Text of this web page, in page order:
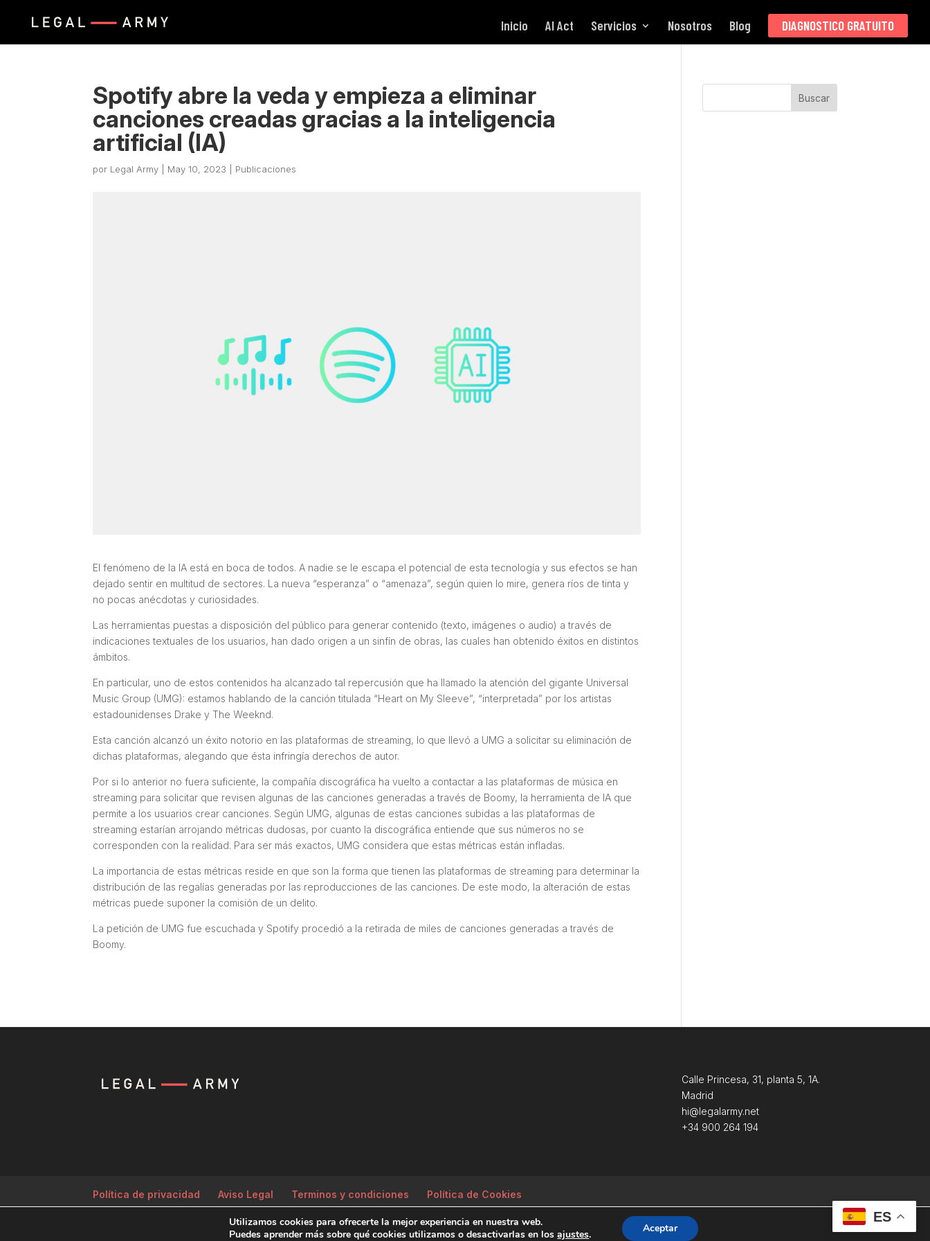
Inicio AI Act Servicios Nosotros Blog DIAGNOSTICO GRATUITO
Spotify abre la veda y empieza a eliminar
canciones creadas gracias a la inteligencia
artificial (IA)
por Legal Army May 10, 2023 Publicaciones
El fenómeno de la IA está en boca de todos. A nadie se le escapa el potencial de esta tecnología y sus efectos se han
dejado sentir en multitud de sectores. La nueva “esperanza” o “amenaza”, según quien lo mire, genera ríos de tinta y
no pocas anécdotas y curiosidades.
Las herramientas puestas a disposición del público para generar contenido (texto, imágenes o audio) a través de
indicaciones textuales de los usuarios, han dado origen a un sinfín de obras, las cuales han obtenido éxitos en distintos
ámbitos.
En particular, uno de estos contenidos ha alcanzado tal repercusión que ha llamado la atención del gigante Universal
Music Group (UMG): estamos hablando de la canción titulada “Heart on My Sleeve”, “interpretada” por los artistas
estadounidenses Drake y The Weeknd.
Esta canción alcanzó un éxito notorio en las plataformas de streaming, lo que llevó a UMG a solicitar su eliminación de
dichas plataformas, alegando que ésta infringía derechos de autor.
Por si lo anterior no fuera suficiente, la compañía discográfica ha vuelto a contactar a las plataformas de música en
streaming para solicitar que revisen algunas de las canciones generadas a través de Boomy, la herramienta de IA que
permite a los usuarios crear canciones. Según UMG, algunas de estas canciones subidas a las plataformas de
streaming estarían arrojando métricas dudosas, por cuanto la discográfica entiende que sus números no se
corresponden con la realidad. Para ser más exactos, UMG considera que estas métricas están infladas.
La importancia de estas métricas reside en que son la forma que tienen las plataformas de streaming para determinar la
distribución de las regalías generadas por las reproducciones de las canciones. De este modo, la alteración de estas
métricas puede suponer la comisión de un delito.
La petición de UMG fue escuchada y Spotify procedió a la retirada de miles de canciones generadas a través de
Boomy.
Buscar
Calle Princesa, 31, planta 5, 1A.
Madrid
hi@legalarmy.net
+34 900 264 194
Política de privacidad Aviso Legal Terminos y condiciones Política de Cookies
Tempus Fugit Studio
ES
Utilizamos cookies para ofrecerte la mejor experiencia en nuestra web.
Puedes aprender más sobre qué cookies utilizamos o desactivarlas en losajustes. Aceptar